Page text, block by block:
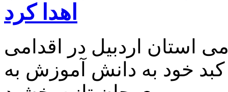
اهدا کرد
استان اردبیل در اقدامی
کبد خود به دانش آموزش به